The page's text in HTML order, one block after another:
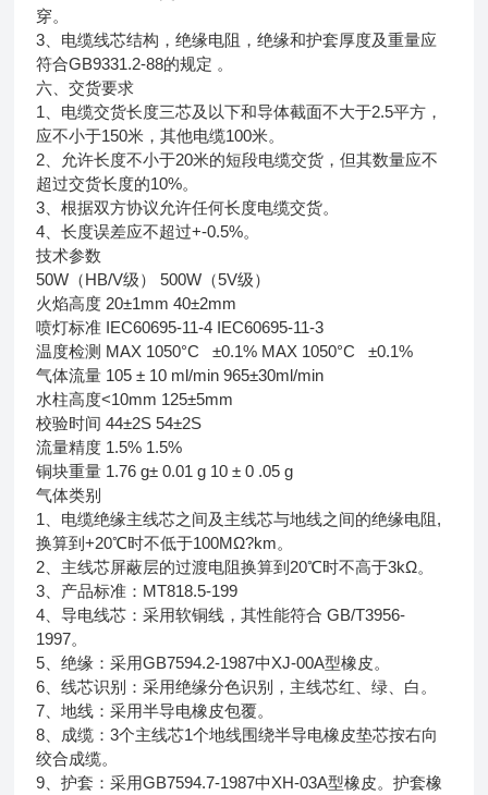
穿。
3、电缆线芯结构，绝缘电阻，绝缘和护套厚度及重量应
符合GB9331.2-88的规定 。
六、交货要求
1、电缆交货长度三芯及以下和导体截面不大于2.5平方，
应不小于150米，其他电缆100米。
2、允许长度不小于20米的短段电缆交货，但其数量应不
超过交货长度的10%。
3、根据双方协议允许任何长度电缆交货。
4、长度误差应不超过+-0.5%。
技术参数
50W（HB/V级） 500W（5V级）
火焰高度 20±1mm 40±2mm
喷灯标准 IEC60695-11-4 IEC60695-11-3
温度检测 MAX 1050°C ±0.1% MAX 1050°C ±0.1%
气体流量 105 ± 10 ml/min 965±30ml/min
水柱高度<10mm 125±5mm
校验时间 44±2S 54±2S
流量精度 1.5% 1.5%
铜块重量 1.76 g± 0.01 g 10 ± 0 .05 g
气体类别
1、电缆绝缘主线芯之间及主线芯与地线之间的绝缘电阻,
换算到+20℃时不低于100MΩ?km。
2、主线芯屏蔽层的过渡电阻换算到20℃时不高于3kΩ。
3、产品标准：MT818.5-199
4、导电线芯：采用软铜线，其性能符合 GB/T3956-
1997。
5、绝缘：采用GB7594.2-1987中XJ-00A型橡皮。
6、线芯识别：采用绝缘分色识别，主线芯红、绿、白。
7、地线：采用半导电橡皮包覆。
8、成缆：3个主线芯1个地线围绕半导电橡皮垫芯按右向
绞合成缆。
9、护套：采用GB7594.7-1987中XH-03A型橡皮。护套橡